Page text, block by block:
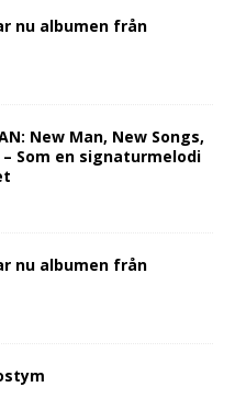
nu albumen från
New Man, New Songs,
– Som en signaturmelodi
nu albumen från